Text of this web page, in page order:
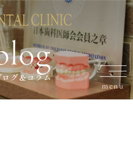
ログ＆コラム